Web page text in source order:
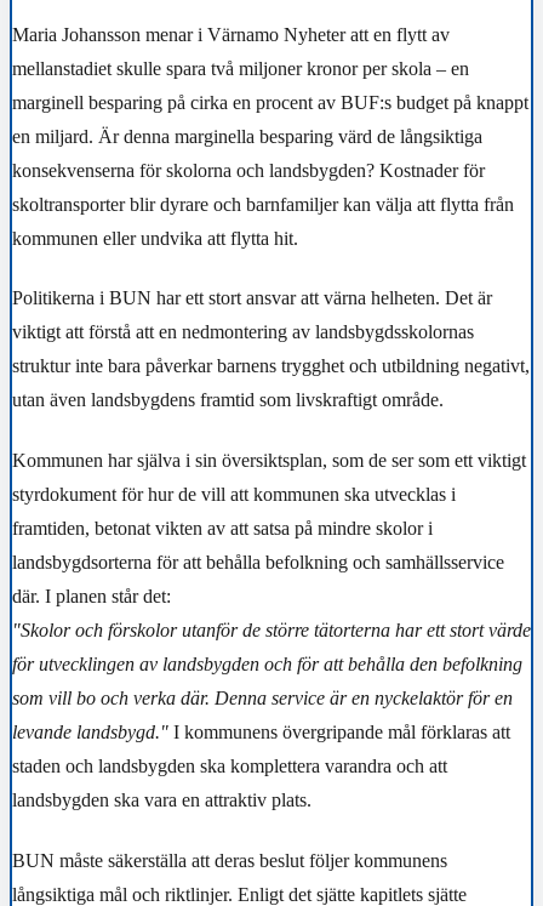
Maria Johansson menar i Värnamo Nyheter att en flytt av
mellanstadiet skulle spara två miljoner kronor per skola – en
marginell besparing på cirka en procent av BUF:s budget på knappt
en miljard. Är denna marginella besparing värd de långsiktiga
konsekvenserna för skolorna och landsbygden? Kostnader för
skoltransporter blir dyrare och barnfamiljer kan välja att flytta från
kommunen eller undvika att flytta hit.
Politikerna i BUN har ett stort ansvar att värna helheten. Det är
viktigt att förstå att en nedmontering av landsbygdsskolornas
struktur inte bara påverkar barnens trygghet och utbildning negativt,
utan även landsbygdens framtid som livskraftigt område.
Kommunen har själva i sin översiktsplan, som de ser som ett viktigt
styrdokument för hur de vill att kommunen ska utvecklas i
framtiden, betonat vikten av att satsa på mindre skolor i
landsbygdsorterna för att behålla befolkning och samhällsservice
där. I planen står det:
"Skolor och förskolor utanför de större tätorterna har ett stort värde
för utvecklingen av landsbygden och för att behålla den befolkning
som vill bo och verka där. Denna service är en nyckelaktör för en
levande landsbygd." I kommunens övergripande mål förklaras att
staden och landsbygden ska komplettera varandra och att
landsbygden ska vara en attraktiv plats.
BUN måste säkerställa att deras beslut följer kommunens
långsiktiga mål och riktlinjer. Enligt det sjätte kapitlets sjätte